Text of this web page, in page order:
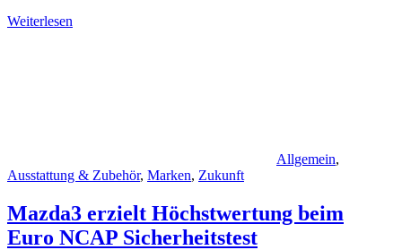
Weiterlesen
Allgemein,
Ausstattung & Zubehör, Marken, Zukunft
Mazda3 erzielt Höchstwertung beim
Euro NCAP Sicherheitstest